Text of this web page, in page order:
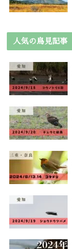
人気の鳥見記事